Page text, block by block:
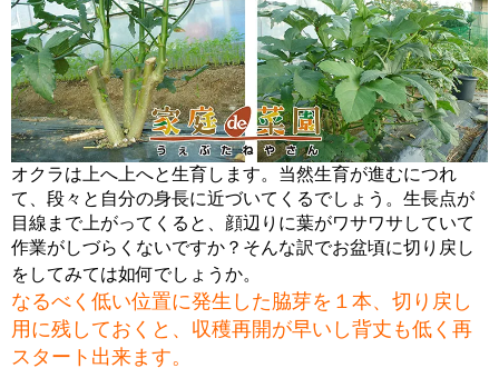
オクラは上へ上へと生育します。当然生育が進むにつれ
て、段々と自分の身長に近づいてくるでしょう。生長点が
目線まで上がってくると、顔辺りに葉がワサワサしていて
作業がしづらくないですか？そんな訳でお盆頃に切り戻し
をしてみては如何でしょうか。
なるべく低い位置に発生した脇芽を１本、切り戻し
用に残しておくと、収穫再開が早いし背丈も低く再
スタート出来ます。